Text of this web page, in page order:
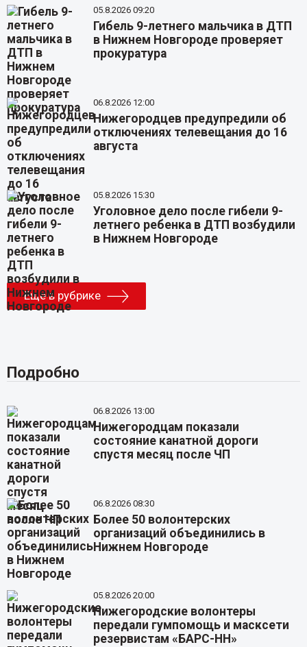
05.8.2026 09:20
Гибель 9-летнего мальчика в ДТП
в Нижнем Новгороде проверяет
прокуратура
06.8.2026 12:00
Нижегородцев предупредили об
отключениях телевещания до 16
августа
05.8.2026 15:30
Уголовное дело после гибели 9-
летнего ребенка в ДТП возбудили
в Нижнем Новгороде
Еще в рубрике
Подробно
06.8.2026 13:00
Нижегородцам показали
состояние канатной дороги
спустя месяц после ЧП
06.8.2026 08:30
Более 50 волонтерских
организаций объединились в
Нижнем Новгороде
05.8.2026 20:00
Нижегородские волонтеры
передали гумпомощь и масксети
резервистам «БАРС-НН»